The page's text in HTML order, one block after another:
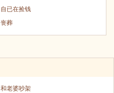
自已在捡钱
丧葬
和老婆吵架